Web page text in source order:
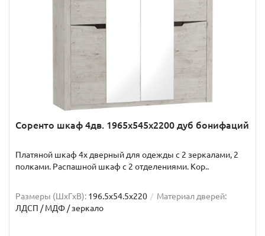
Соренто шкаф 4дв. 1965x545x2200 дуб бонифаций
Платяной шкаф 4х дверный для одежды с 2 зеркалами, 2
полками. Распашной шкаф с 2 отделениями. Кор..
Размеры (ШxГxВ): 196.5x54.5x220
Материал дверей:
ЛДСП / МДФ / зеркало